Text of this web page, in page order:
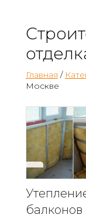
Главная /
Москве
балконов